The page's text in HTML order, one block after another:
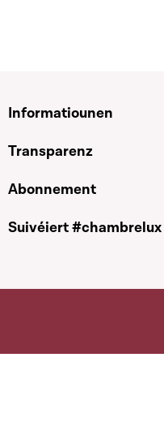
Informatiounen
Transparenz
Abonnement
Suivéiert #chambrelux